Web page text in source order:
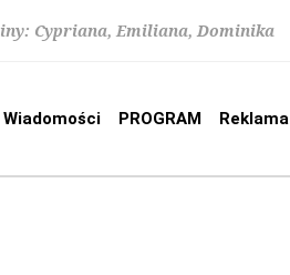
Cypriana, Emiliana, Dominika
Wiadomości PROGRAM Reklama